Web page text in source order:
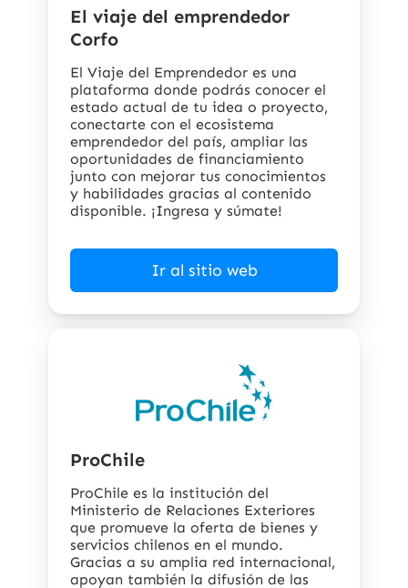
El viaje del emprendedor
Corfo
El Viaje del Emprendedor es una
plataforma donde podrás conocer el
estado actual de tu idea o proyecto,
conectarte con el ecosistema
emprendedor del país, ampliar las
oportunidades de financiamiento
junto con mejorar tus conocimientos
y habilidades gracias al contenido
disponible. ¡Ingresa y súmate!
Ir al sitio web
ProChile
ProChile es la institución del
Ministerio de Relaciones Exteriores
que promueve la oferta de bienes y
servicios chilenos en el mundo.
Gracias a su amplia red internacional,
apoyan también la difusión de las